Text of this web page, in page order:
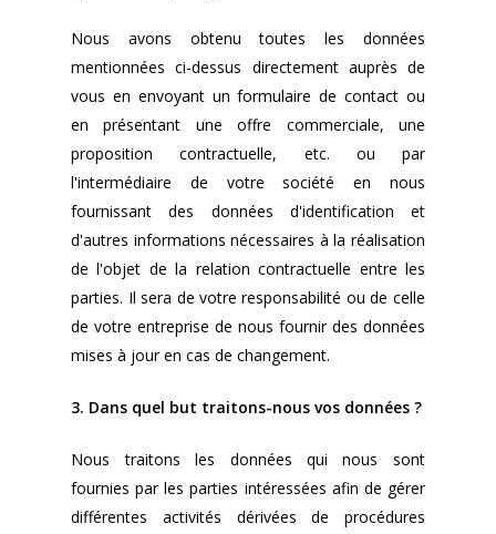
Nous avons obtenu toutes les données
mentionnées ci-dessus directement auprès de
vous en envoyant un formulaire de contact ou
en présentant une offre commerciale, une
proposition contractuelle, etc. ou par
l'intermédiaire de votre société en nous
fournissant des données d'identification et
d'autres informations nécessaires à la réalisation
de l'objet de la relation contractuelle entre les
parties. Il sera de votre responsabilité ou de celle
de votre entreprise de nous fournir des données
mises à jour en cas de changement.
3. Dans quel but traitons-nous vos données ?
Nous traitons les données qui nous sont
fournies par les parties intéressées afin de gérer
différentes activités dérivées de procédures